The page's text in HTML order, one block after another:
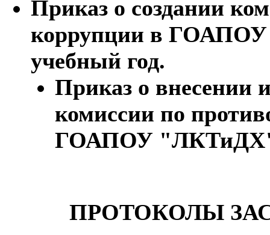
Приказ о создании
коррупции в
учебный год.
Приказ о внесении
комиссии по
ГОАПОУ "ЛКТиДХ"
ПРОТОКОЛЫ